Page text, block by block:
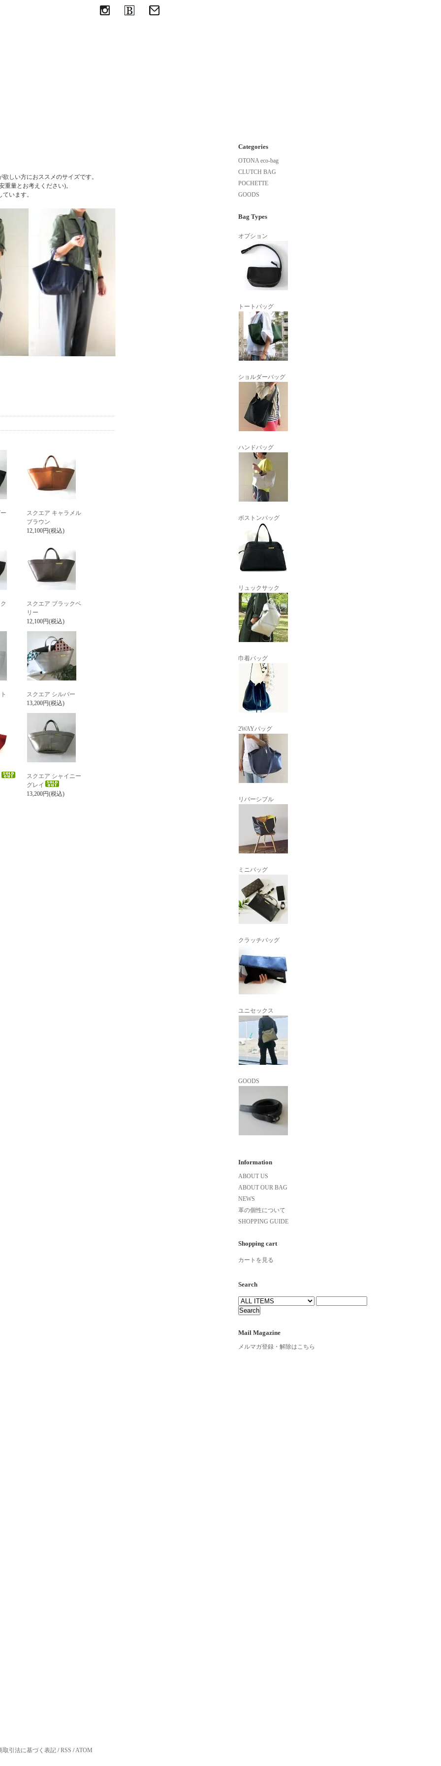
しい方におススメのサイズです。
重量とお考えください)。
います。
スクエア キャラメル
ブラウン
12,100円(税込)
スクエア ブラックベ
リー
12,100円(税込)
スクエア シルバー
13,200円(税込)
スクエア シャイニー
グレイ
13,200円(税込)
Categories
OTONA eco-bag
CLUTCH BAG
POCHETTE
GOODS
Bag Types
オプション
トートバッグ
ショルダーバッグ
ハンドバッグ
ボストンバッグ
リュックサック
巾着バッグ
2WAYバッグ
リバーシブル
ミニバッグ
クラッチバッグ
ユニセックス
GOODS
Information
ABOUT US
ABOUT OUR BAG
NEWS
革の個性について
SHOPPING GUIDE
Shopping cart
カートを見る
Search
Mail Magazine
メルマガ登録・解除はこちら
取引法に基づく表記 /RSS /ATOM